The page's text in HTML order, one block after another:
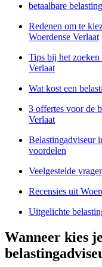
betaalbare
Redenen om te
Woerdense Verlaat
Tips bij het zoeken
Verlaat
Wat kost een
3 offertes voor de
Verlaat
Belastingadviseur
voordelen
Veelgestelde
Recensies uit
Uitgelichte
Wanneer kies